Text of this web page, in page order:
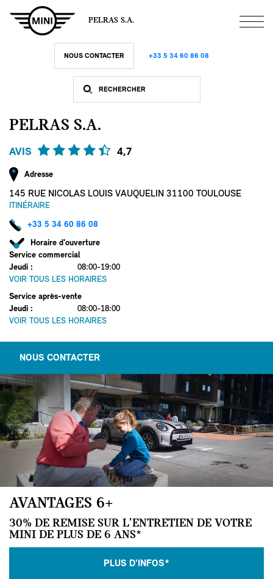
contenu
PELRAS S.A.
NOUS CONTACTER +33 5 34 60 86 08
PELRAS S.A.
AVIS 4,7
Adresse
145 RUE NICOLAS LOUIS VAUQUELIN 31100 TOULOUSE
ITINÉRAIRE
+33 5 34 60 86 08
Horaire d'ouverture
Service commercial
Jeudi :
08:00-19:00
VOIR TOUS LES HORAIRES
Service après-vente
Jeudi :
08:00-18:00
VOIR TOUS LES HORAIRES
NOUS CONTACTER
AVANTAGES 6+
30% DE REMISE SUR L'ENTRETIEN DE VOTRE
MINI DE PLUS DE 6 ANS*
PLUS D'INFOS*